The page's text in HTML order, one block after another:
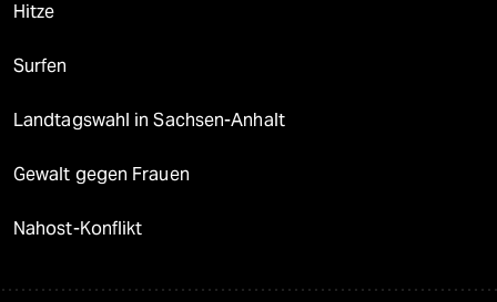
Hitze
Surfen
Landtagswahl in Sachsen-Anhalt
Gewalt gegen Frauen
Nahost-Konflikt